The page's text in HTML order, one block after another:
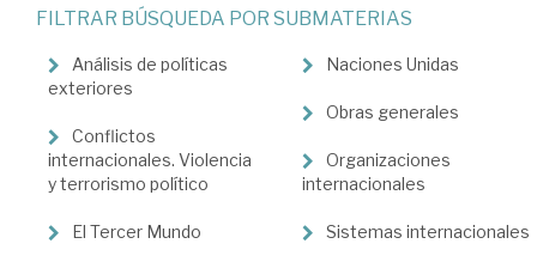
Sociales
>
Ciencia
política
>
Relaciones
internacionales
FILTRAR BÚSQUEDA POR SUBMATERIAS
Análisis de políticas
exteriores
Conflictos
internacionales. Violencia
y terrorismo político
El Tercer Mundo
Naciones Unidas
Obras generales
Organizaciones
internacionales
Sistemas internacionales